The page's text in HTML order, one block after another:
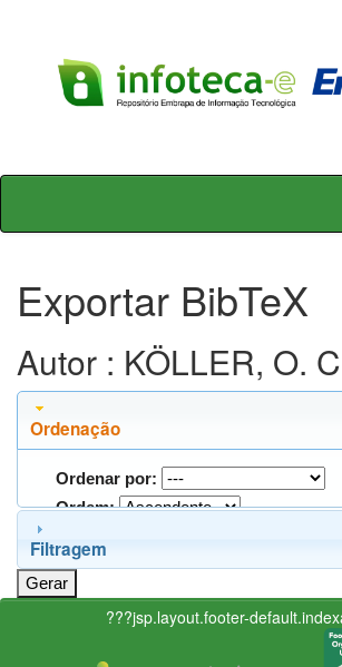
Skip
Exportar BibTeX
Autor : KÖLLER, O.
Ordenação
Ordenar por:
Ordem:
Filtragem
???jsp.layout.footer-